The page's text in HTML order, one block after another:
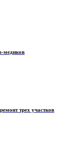
медиков
трех участков